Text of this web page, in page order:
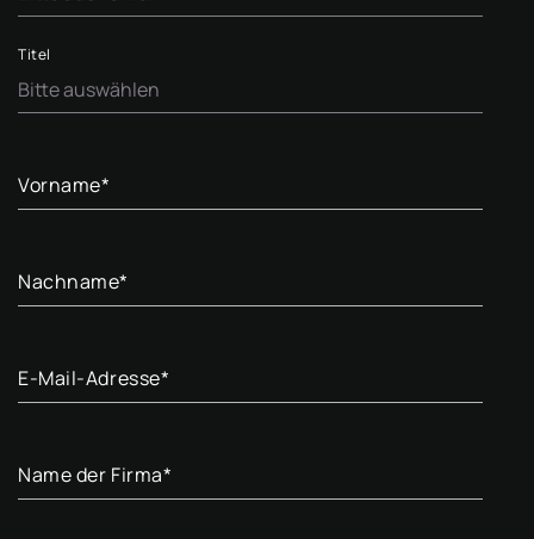
Titel
Vorname*
Nachname*
E-Mail-Adresse*
Name der Firma*